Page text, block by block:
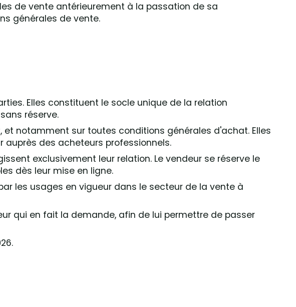
de vente antérieurement à la passation de sa
générales de vente.
Elles constituent le socle unique de la relation
réserve.
notamment sur toutes conditions générales d'achat. Elles
auprès des acheteurs professionnels.
exclusivement leur relation. Le vendeur se réserve le
dès leur mise en ligne.
les usages en vigueur dans le secteur de la vente à
qui en fait la demande, afin de lui permettre de passer